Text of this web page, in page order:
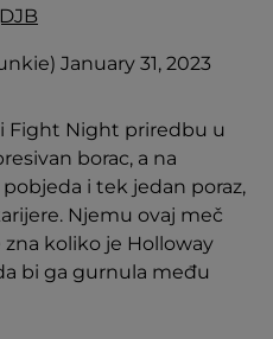
January 31, 2023
Fight Night priredbu u
borac, a na
i tek jedan poraz,
Njemu ovaj meč
zna koliko je Holloway
bi ga gurnula među